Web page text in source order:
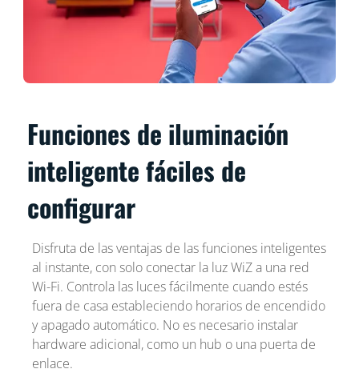
Funciones de iluminación
inteligente fáciles de
configurar
Disfruta de las ventajas de las funciones inteligentes
al instante, con solo conectar la luz WiZ a una red
Wi-Fi. Controla las luces fácilmente cuando estés
fuera de casa estableciendo horarios de encendido
y apagado automático. No es necesario instalar
hardware adicional, como un hub o una puerta de
enlace.